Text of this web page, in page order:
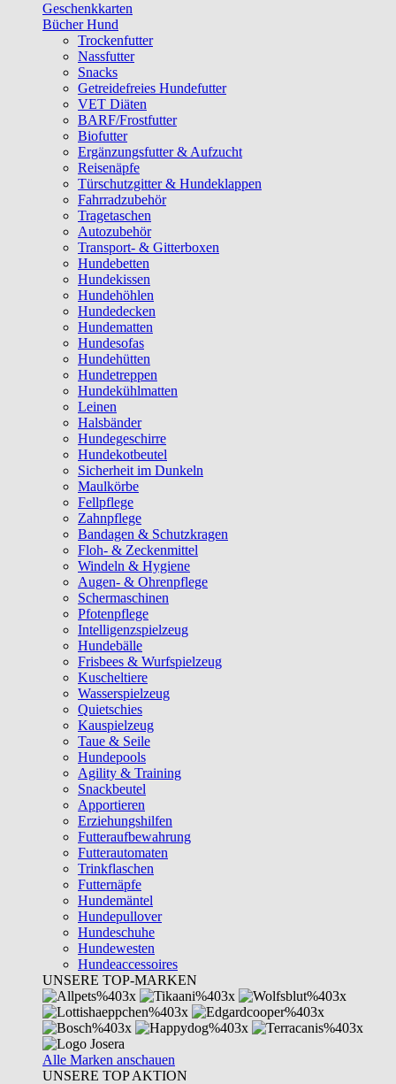
Geschenkkarten
Bücher Hund
Trockenfutter
Nassfutter
Snacks
Getreidefreies Hundefutter
VET Diäten
BARF/Frostfutter
Biofutter
Ergänzungsfutter & Aufzucht
Reisenäpfe
Türschutzgitter & Hundeklappen
Fahrradzubehör
Tragetaschen
Autozubehör
Transport- & Gitterboxen
Hundebetten
Hundekissen
Hundehöhlen
Hundedecken
Hundematten
Hundesofas
Hundehütten
Hundetreppen
Hundekühlmatten
Leinen
Halsbänder
Hundegeschirre
Hundekotbeutel
Sicherheit im Dunkeln
Maulkörbe
Fellpflege
Zahnpflege
Bandagen & Schutzkragen
Floh- & Zeckenmittel
Windeln & Hygiene
Augen- & Ohrenpflege
Schermaschinen
Pfotenpflege
Intelligenzspielzeug
Hundebälle
Frisbees & Wurfspielzeug
Kuscheltiere
Wasserspielzeug
Quietschies
Kauspielzeug
Taue & Seile
Hundepools
Agility & Training
Snackbeutel
Apportieren
Erziehungshilfen
Futteraufbewahrung
Futterautomaten
Trinkflaschen
Futternäpfe
Hundemäntel
Hundepullover
Hundeschuhe
Hundewesten
Hundeaccessoires
UNSERE TOP-MARKEN
Alle Marken anschauen
UNSERE TOP AKTION